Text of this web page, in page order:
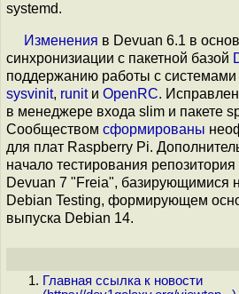
systemd.
Изменения в Devuan 6.1 в
синхронизиации с пакетной базой
поддержанию работы с системами
sysvinit, runitи OpenRC.
в менеджере входа slim и пакете
Сообществом сформированы
для плат Raspberry Pi.
начало тестирования
Devuan 7 "Freia", базирующимися
Debian Testing, формирующем
выпуска Debian 14.
Главная ссылка к новости